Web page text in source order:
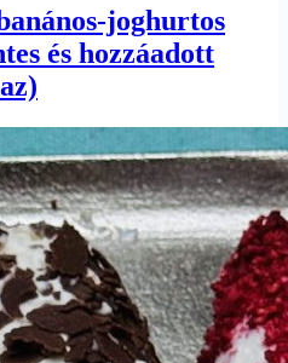
joghurtos
és hozzáadott